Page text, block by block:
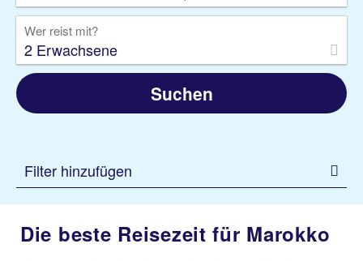
Wer reist mit?
2 Erwachsene
Suchen
Filter hinzufügen
Die beste Reisezeit für Marokko